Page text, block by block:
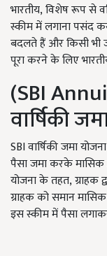
भारतीय, विशेष रूप से
स्कीम में लगाना पसंद
बदलते हैं और किसी भी
पूरा करने के लिए
(SBI
वार्षिकी
SBI वार्षिकी जमा
पैसा जमा करके
योजना के तहत, ग्राहक
ग्राहक को समान
इस स्कीम में पैसा